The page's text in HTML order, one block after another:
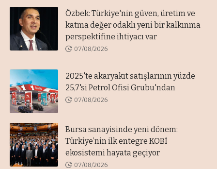
Özbek: Türkiye'nin güven, üretim ve
katma değer odaklı yeni bir kalkınma
perspektifine ihtiyacı var
07/08/2026
2025'te akaryakıt satışlarının yüzde
25,7'si Petrol Ofisi Grubu'ndan
07/08/2026
Bursa sanayisinde yeni dönem:
Türkiye’nin ilk entegre KOBİ
ekosistemi hayata geçiyor
07/08/2026